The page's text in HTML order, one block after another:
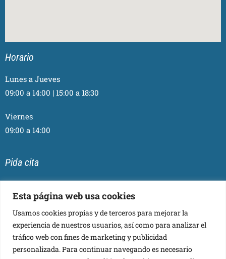
Esta página web usa cookies
Usamos cookies propias y de terceros para mejorar la
experiencia de nuestros usuarios, así como para analizar el
tráfico web con fines de marketing y publicidad
personalizada. Para continuar navegando es necesario
Horario
Lunes a Jueves
09:00 a 14:00 | 15:00 a 18:30
Viernes
09:00 a 14:00
Pida cita
Síganos